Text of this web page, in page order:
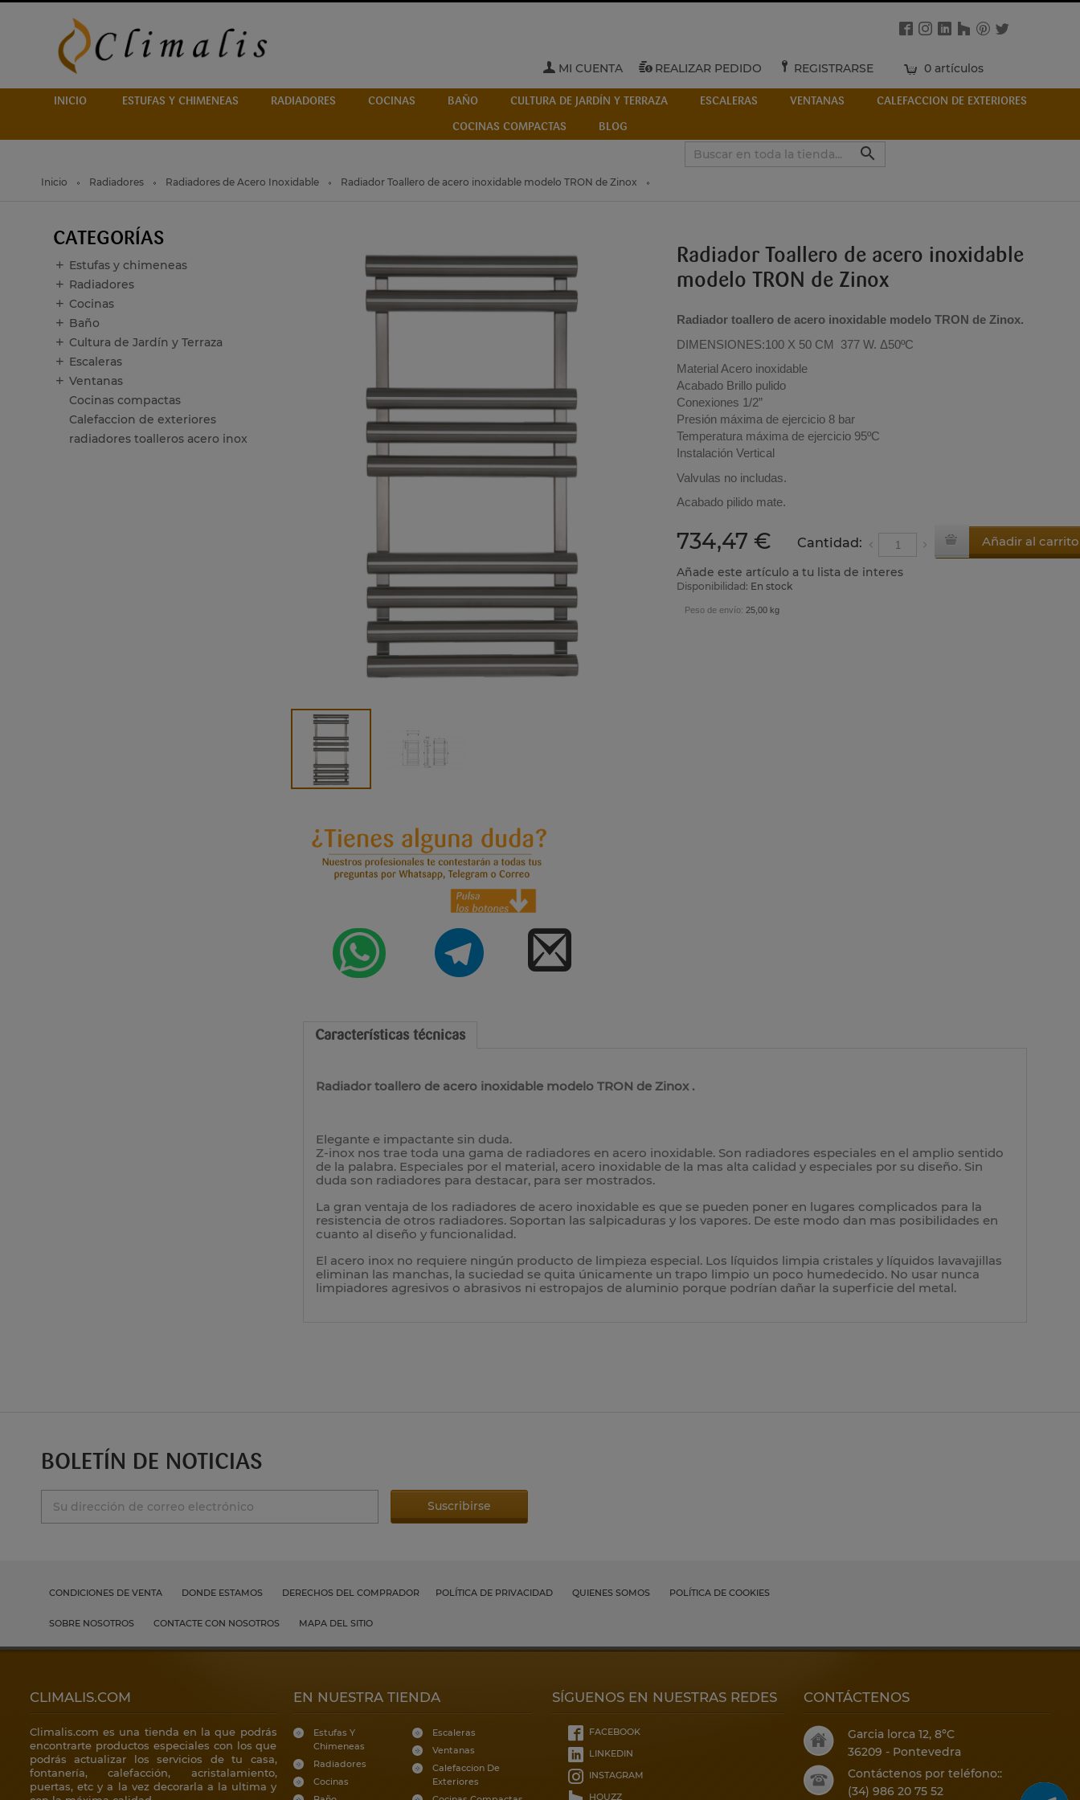
MI CUENTA REALIZAR PEDIDO REGISTRARSE 0 artículos
INICIO ESTUFAS Y CHIMENEAS RADIADORES COCINAS BAÑO CULTURA DE JARDÍN Y TERRAZA ESCALERAS VENTANAS
CALEFACCION DE EXTERIORES
COCINAS COMPACTAS
BLOG

Inicio Radiadores Radiadores de Acero Inoxidable Radiador Toallero de acero inoxidable modelo TRON de Zinox
CATEGORÍAS
Estufas y chimeneas
Radiadores
Cocinas
Baño
Cultura de Jardín y Terraza
Escaleras
Ventanas
Cocinas compactas
Calefaccion de exteriores
radiadores toalleros acero inox
Radiador Toallero de acero inoxidable
modelo TRON de Zinox
Radiador toallero de acero inoxidable modelo TRON de Zinox.
DIMENSIONES:100 X 50 CM 377 W.Δ50ºC
Material Acero inoxidable
Acabado Brillo pulido
Conexiones 1/2”
Presión máxima de ejercicio 8 bar
Temperatura máxima de ejercicio 95ºC
Instalación Vertical
Valvulas no includas.
Acabado pilido mate.
734,47 € Cantidad: Añadir al carrito
Añade este artículo a tu lista de interes
Disponibilidad: En stock
Peso de envío: 25,00 kg
Características técnicas
Radiador toallero de acero inoxidable modelo TRON de Zinox .
Elegante e impactante sin duda.
Z-inox nos trae toda una gama de radiadores en acero inoxidable. Son radiadores especiales en el amplio sentido
de la palabra. Especiales por el material, acero inoxidable de la mas alta calidad y especiales por su diseño. Sin
duda son radiadores para destacar, para ser mostrados.
La gran ventaja de los radiadores de acero inoxidable es que se pueden poner en lugares complicados para la
resistencia de otros radiadores. Soportan las salpicaduras y los vapores. De este modo dan mas posibilidades en
cuanto al diseño y funcionalidad.
El acero inox no requiere ningún producto de limpieza especial. Los líquidos limpia cristales y líquidos lavavajillas
eliminan las manchas, la suciedad se quita únicamente un trapo limpio un poco humedecido. No usar nunca
limpiadores agresivos o abrasivos ni estropajos de aluminio porque podrían dañar la superficie del metal.
BOLETÍN DE NOTICIAS
CONDICIONES DE VENTA DONDE ESTAMOS DERECHOS DEL COMPRADOR POLÍTICA DE PRIVACIDAD QUIENES SOMOS POLÍTICA DE COOKIES
SOBRE NOSOTROS CONTACTE CON NOSOTROS MAPA DEL SITIO
CLIMALIS.COM
Climalis.com es una tienda en la que podrás
encontrarte productos especiales con los que
podrás actualizar los servicios de tu casa,
fontanería, calefacción, acristalamiento,
puertas, etc y a la vez decorarla a la ultima y
EN NUESTRA TIENDA
Estufas Y
Chimeneas
Radiadores
Cocinas
Escaleras
Ventanas
Calefaccion De
Exteriores
SÍGUENOS EN NUESTRAS REDES
FACEBOOK
LINKEDIN
INSTAGRAM
HOUZZ
CONTÁCTENOS
Garcia lorca 12, 8ºC
36209 - Pontevedra
Contáctenos por teléfono::
(34) 986 20 75 52